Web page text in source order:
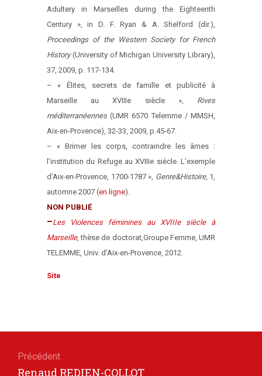
Adultery in Marseilles during the Eighteenth
Century », in D. F. Ryan & A. Shelford (dir.),
Proceedings of the Western Society for French
History(University of Michigan University Library),
37, 2009, p. 117-134.
– « Élites, secrets de famille et publicité à
Marseille au XVIIIe siècle », Rives
méditerranéennes(UMR 6570 Telemme / MMSH,
Aix-en-Provence), 32-33, 2009, p.45-67.
– « Brimer les corps, contraindre les âmes :
l’institution du Refuge au XVIIIe siècle. L’exemple
d’Aix-en-Provence, 1700-1787 », Genre&Histoire, 1,
automne 2007 (en ligne).
NON PUBLIÉ
–Les Violences féminines au XVIIIe siècle à
Marseille, thèse de doctorat,Groupe Femme, UMR
TELEMME, Univ. d’Aix-en-Provence, 2012.
Site
dePrécédent
Article
Renaud REDIEN-COLLOT